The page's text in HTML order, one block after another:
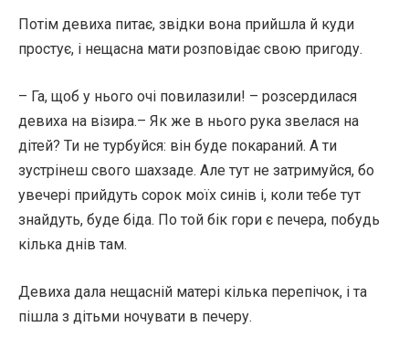
Потім девиха питає, звідки вона прийшла й куди
простує, і нещасна мати розповідає свою пригоду.
– Га, щоб у нього очі повилазили! – розсердилася
девиха на візира.– Як же в нього рука звелася на
дітей? Ти не турбуйся: він буде покараний. А ти
зустрінеш свого шахзаде. Але тут не затримуйся, бо
увечері прийдуть сорок моїх синів і, коли тебе тут
знайдуть, буде біда. По той бік гори є печера, побудь
кілька днів там.
Девиха дала нещасній матері кілька перепічок, і та
пішла з дітьми ночувати в печеру.